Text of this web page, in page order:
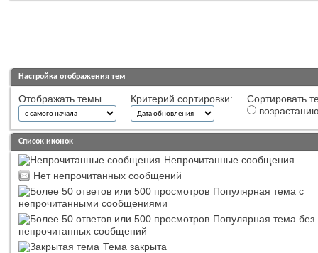
Настройка отображения тем
Отображать темы ... Критерий сортировки:
Сортировать
Список иконок
Непрочитанные сообщения
Нет непрочитанных сообщений
Популярная тема с
непрочитанными сообщениями
Популярная тема без
непрочитанных сообщений
Тема закрыта